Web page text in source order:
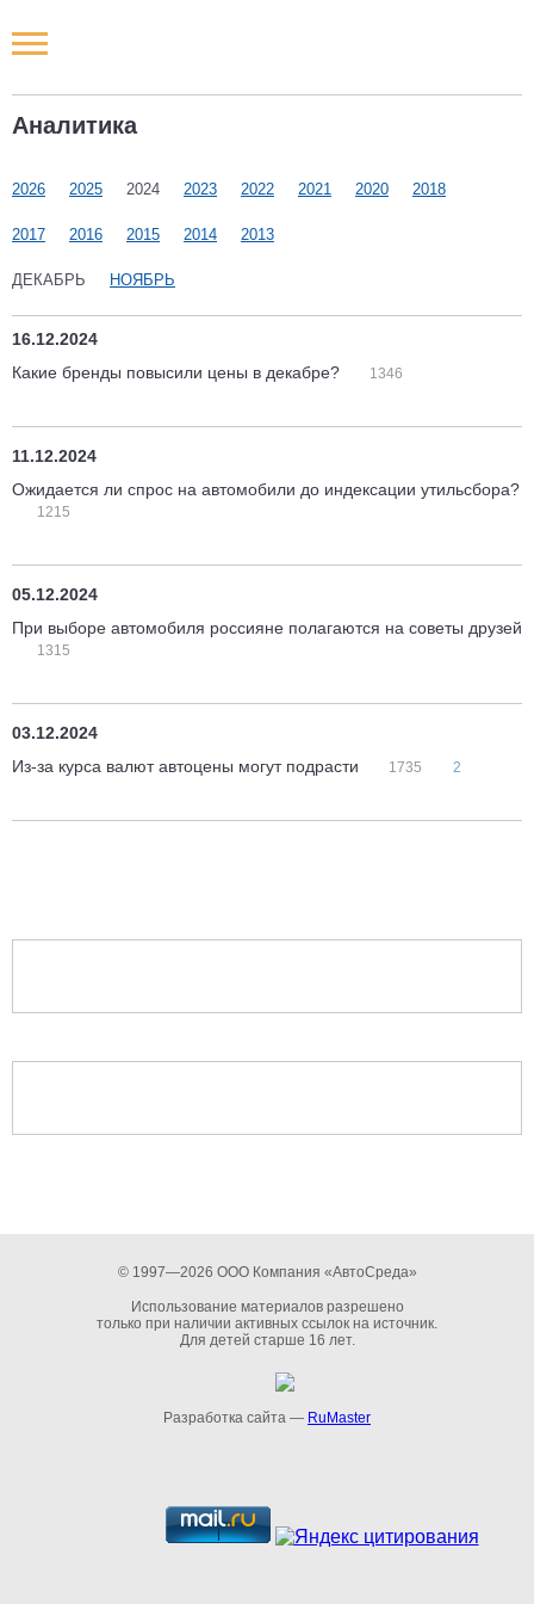
Аналитика
2026 2025 2024 2023 2022 2021 2020 2018
2017 2016 2015 2014 2013
ДЕКАБРЬ НОЯБРЬ
16.12.2024
Какие бренды повысили цены в декабре?
1346
11.12.2024
Ожидается ли спрос на автомобили до индексации утильсбора?
1215
05.12.2024
При выборе автомобиля россияне полагаются на советы друзей
1315
03.12.2024
Из-за курса валют автоцены могут подрасти
1735 2
© 1997—2026 ООО Компания «АвтоСреда»
Использование материалов разрешено
только при наличии активных ссылок на источник.
Для детей старше 16 лет.
Разработка сайта — RuMaster
Новости РФ
Наши мероприятия
Статьи